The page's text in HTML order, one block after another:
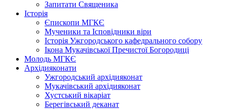
Запитати Священика
Історія
Єпископи МГКЄ
Мученики та Ісповідники віри
Історія Ужгородського кафедрального собору
Ікона Мукачівської Пречистої Богородиці
Молодь МГКЄ
Архідияконати
Ужгородський архідияконат
Мукачівський архідияконат
Хустський вікаріат
Берегівський деканат